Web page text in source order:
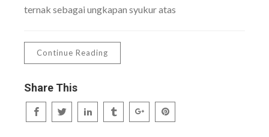
ternak sebagai ungkapan syukur atas
Continue Reading
Share This